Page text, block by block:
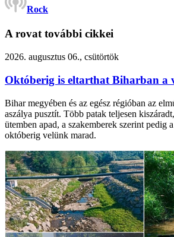
Rock
A rovat további cikkei
2026. augusztus 06., csütörtök
Októberig is eltarthat Biharban a
Bihar megyében és az egész régióban az
aszálya pusztít. Több patak teljesen
ütemben apad, a szakemberek szerint pedig
októberig velünk marad.